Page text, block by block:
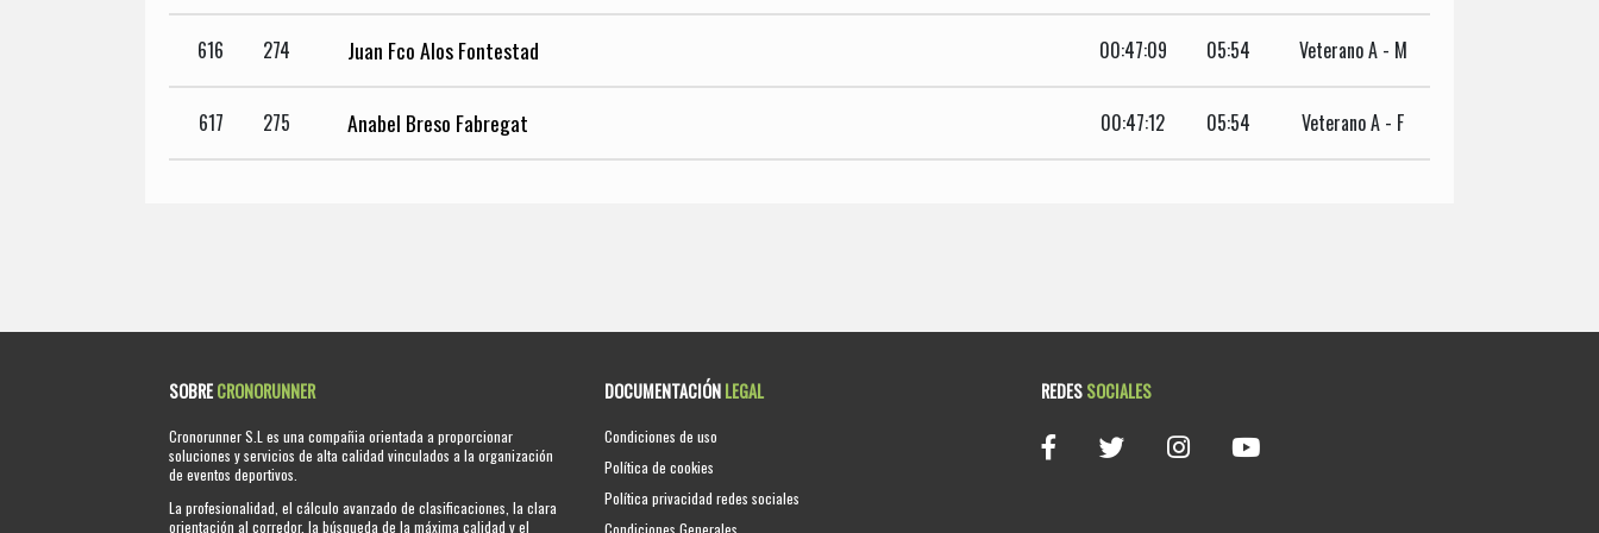
616 274 Juan Fco Alos Fontestad 00:47:09 05:54 Veterano A - M
617 275 Anabel Breso Fabregat 00:47:12 05:54 Veterano A - F
SOBRECRONORUNNER
Cronorunner S.L es una compañia orientada a proporcionar
soluciones y servicios de alta calidad vinculados a la organización
de eventos deportivos.
La profesionalidad, el cálculo avanzado de clasificaciones, la clara
orientación al corredor, la búsqueda de la máxima calidad y el
DOCUMENTACIÓNLEGAL
Condiciones de uso
Política de cookies
Política privacidad redes sociales
Condiciones Generales
REDESSOCIALES